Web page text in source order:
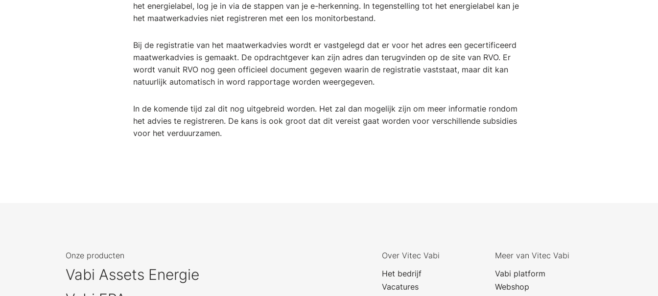
het energielabel, log je in via de stappen van je e-herkenning. In tegenstelling tot het energielabel kan je
het maatwerkadvies niet registreren met een los monitorbestand.
Bij de registratie van het maatwerkadvies wordt er vastgelegd dat er voor het adres een gecertificeerd
maatwerkadvies is gemaakt. De opdrachtgever kan zijn adres dan terugvinden op de site van RVO. Er
wordt vanuit RVO nog geen officieel document gegeven waarin de registratie vaststaat, maar dit kan
natuurlijk automatisch in word rapportage worden weergegeven.
In de komende tijd zal dit nog uitgebreid worden. Het zal dan mogelijk zijn om meer informatie rondom
het advies te registreren. De kans is ook groot dat dit vereist gaat worden voor verschillende subsidies
voor het verduurzamen.
Onze producten
Vabi Assets Energie
Over Vitec Vabi
Het bedrijf
Vacatures
Meer van Vitec Vabi
Vabi platform
Webshop